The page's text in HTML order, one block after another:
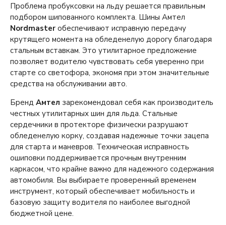
Проблема пробуксовки на льду решается правильным
подбором шипованного комплекта. Шины Амтел
Nordmaster обеспечивают исправную передачу
крутящего момента на обледенелую дорогу благодаря
стальным вставкам. Это утилитарное предложение
позволяет водителю чувствовать себя уверенно при
старте со светофора, экономя при этом значительные
средства на обслуживании авто.
Бренд Амтел зарекомендовал себя как производитель
честных утилитарных шин для льда. Стальные
сердечники в протекторе физически разрушают
обледенелую корку, создавая надежные точки зацепа
для старта и маневров. Техническая исправность
ошиповки поддерживается прочным внутренним
каркасом, что крайне важно для надежного содержания
автомобиля. Вы выбираете проверенный временем
инструмент, который обеспечивает мобильность и
базовую защиту водителя по наиболее выгодной
бюджетной цене.